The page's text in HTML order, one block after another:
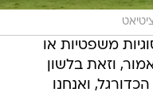
משפטיות או
וזאת בלשון
ואנחנו